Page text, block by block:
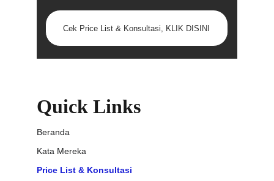
Quick Links
Beranda
Kata Mereka
Price List & Konsultasi
Cek Price List & Konsultasi, KLIK DISINI